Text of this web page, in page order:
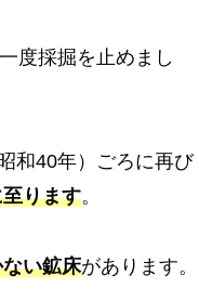
度採掘を止めまし
和40年）ごろに再び
ります。
い鉱床があります。